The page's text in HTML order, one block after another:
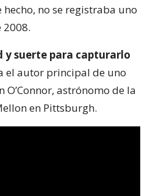
no se registraba uno
2008.
y suerte para capturarlo
el autor principal de uno
astrónomo de la
en Pittsburgh.